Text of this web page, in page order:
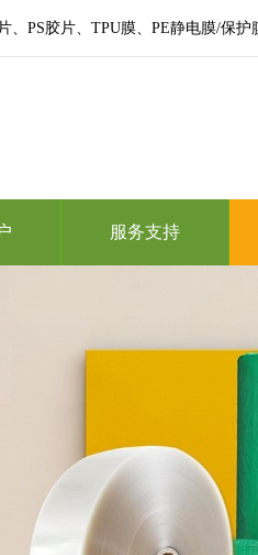
PS胶片、TPU膜、PE静电膜/保
服务支持